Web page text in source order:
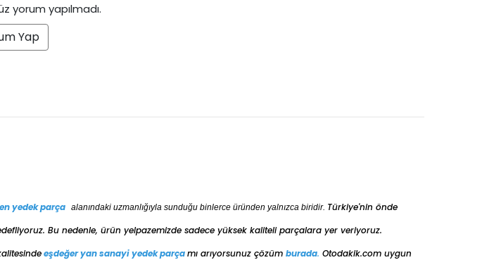
yorum yapılmadı.
Yap
yedek parça alanındaki uzmanlığıyla sunduğu binlerce üründen yalnızca biridir. Türkiye'nin önde
Bu nedenle, ürün yelpazemizde sadece yüksek kaliteli parçalara yer veriyoruz.
eşdeğeryan sanayi yedek parçamı arıyorsunuz çözüm burada. Otodakik.com uygun